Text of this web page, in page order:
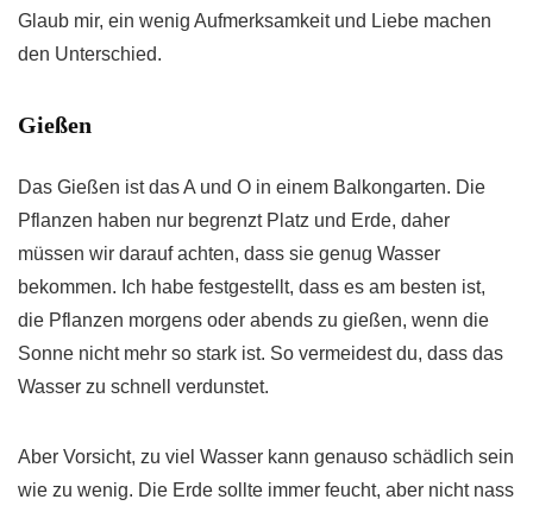
Glaub mir, ein wenig Aufmerksamkeit und Liebe machen
den Unterschied.
Gießen
Das Gießen ist das A und O in einem Balkongarten. Die
Pflanzen haben nur begrenzt Platz und Erde, daher
müssen wir darauf achten, dass sie genug Wasser
bekommen. Ich habe festgestellt, dass es am besten ist,
die Pflanzen morgens oder abends zu gießen, wenn die
Sonne nicht mehr so stark ist. So vermeidest du, dass das
Wasser zu schnell verdunstet.
Aber Vorsicht, zu viel Wasser kann genauso schädlich sein
wie zu wenig. Die Erde sollte immer feucht, aber nicht nass